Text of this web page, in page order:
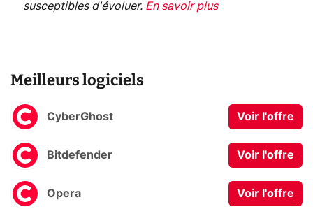
susceptibles d'évoluer. En savoir plus
Meilleurs logiciels
CyberGhost Voir l'offre
Bitdefender Voir l'offre
Opera Voir l'offre